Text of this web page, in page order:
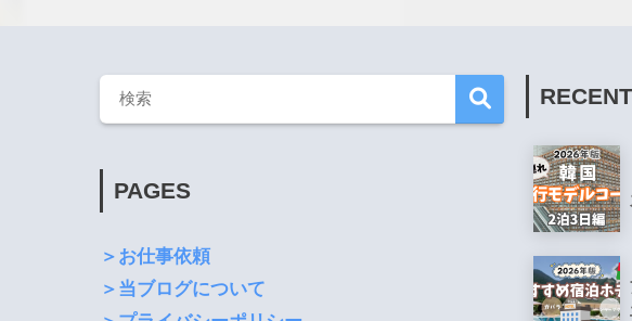
PAGES
＞お仕事依頼
＞当ブログについて